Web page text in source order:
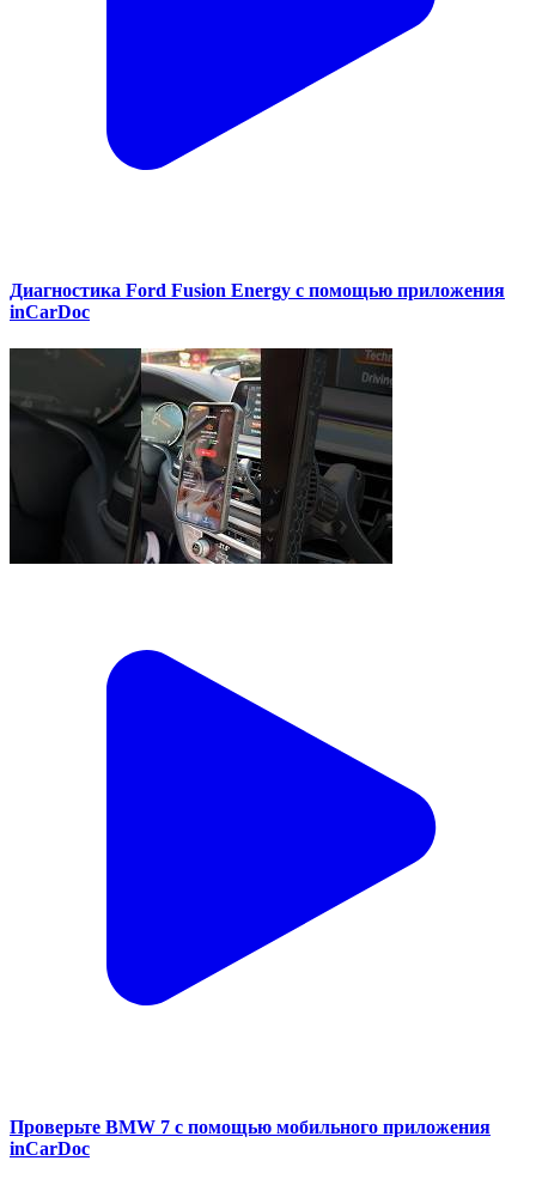
Диагностика Ford Fusion Energy с помощью приложения
inCarDoc
Проверьте BMW 7 с помощью мобильного приложения
inCarDoc